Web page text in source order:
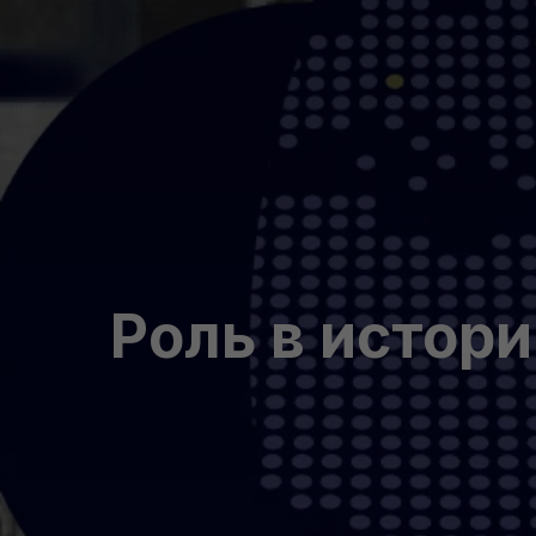
Роль в